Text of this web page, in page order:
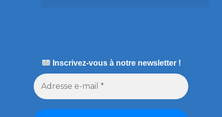
Inscrivez-vous à notre newsletter !